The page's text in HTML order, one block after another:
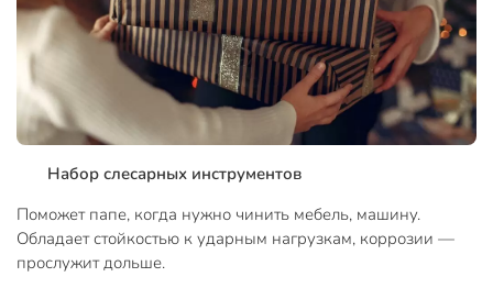
Набор слесарных инструментов
Поможет папе, когда нужно чинить мебель, машину.
Обладает стойкостью к ударным нагрузкам, коррозии —
прослужит дольше.